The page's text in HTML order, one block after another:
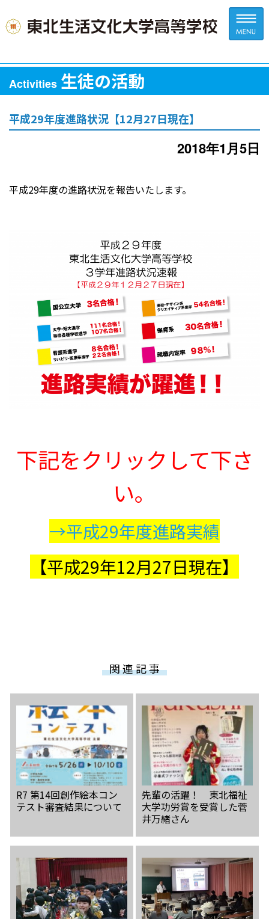
受験生の方へ 中学校の先生方へ
在校生の方へ 保護者の方へ
アクセス
教員採用情報(PDF) 各種証明書
Activities 生徒の活動
平成29年度進路状況【12月27日現在】
2018年1月5日
平成29年度の進路状況を報告いたします。
下記をクリックして下さ
い。
→平成29年度進路実績
【平成29年12月27日現在】
関 連 記 事
R7 第14回創作絵本コン
テスト審査結果について
先輩の活躍！ 東北福祉
大学功労賞を受賞した菅
井万緒さん